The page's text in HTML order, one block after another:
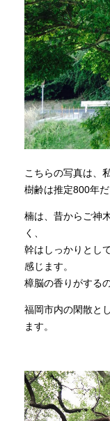
こちらの写真は、
樹齢は推定800年
楠は、昔からご神
く、
幹はしっかりとし
感じます。
樟脳の香りがする
福岡市内の閑散と
ます。